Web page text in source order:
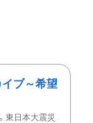
ブ～希望
東日本大震災